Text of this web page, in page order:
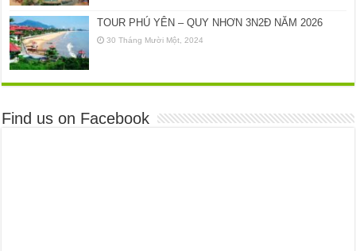
TOUR PHÚ YÊN – QUY NHƠN 3N2Đ NĂM 2026
30 Tháng Mười Một, 2024
Find us on Facebook